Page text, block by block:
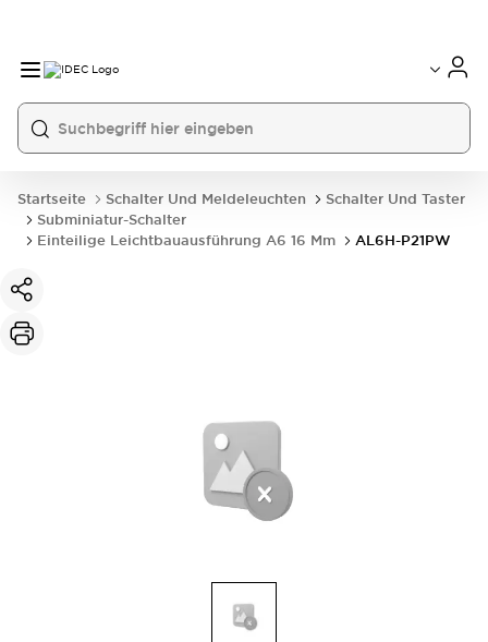
Startseite Schalter Und Meldeleuchten
Schalter Und Taster
Subminiatur-Schalter
Einteilige Leichtbauausführung A6 16 Mm
AL6H-P21PW